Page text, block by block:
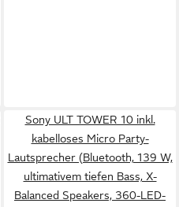
Sony ULT TOWER 10 inkl.
kabelloses Micro Party-
Lautsprecher (Bluetooth, 139 W,
ultimativem tiefen Bass, X-
Balanced Speakers, 360-LED-